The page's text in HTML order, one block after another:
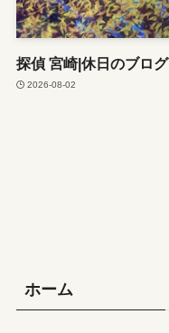
探偵 宮崎|休日のブログ
2026-08-02
ホーム